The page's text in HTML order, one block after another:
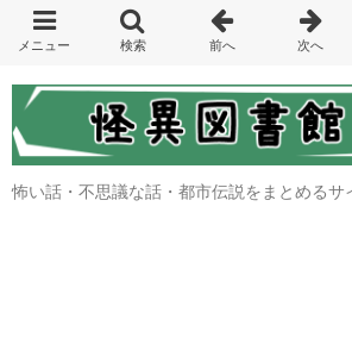
怖い話・不思議な話・都市伝説をまとめるサ